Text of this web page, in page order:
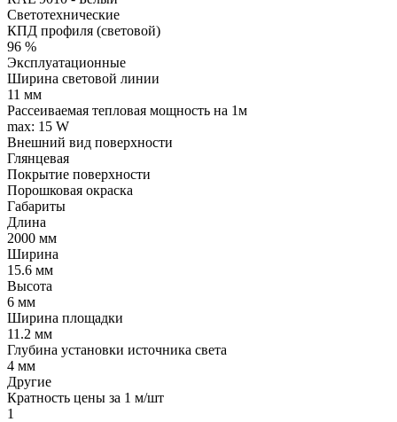
Светотехнические
КПД профиля (cветовой)
96 %
Эксплуатационные
Ширина световой линии
11 мм
Рассеиваемая тепловая мощность на 1м
max: 15 W
Внешний вид поверхности
Глянцевая
Покрытие поверхности
Порошковая окраска
Габариты
Длина
2000 мм
Ширина
15.6 мм
Высота
6 мм
Ширина площадки
11.2 мм
Глубина установки источника света
4 мм
Другие
Кратность цены за 1 м/шт
1